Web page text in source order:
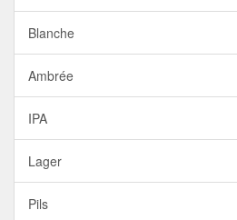
Blanche
Ambrée
IPA
Lager
Pils